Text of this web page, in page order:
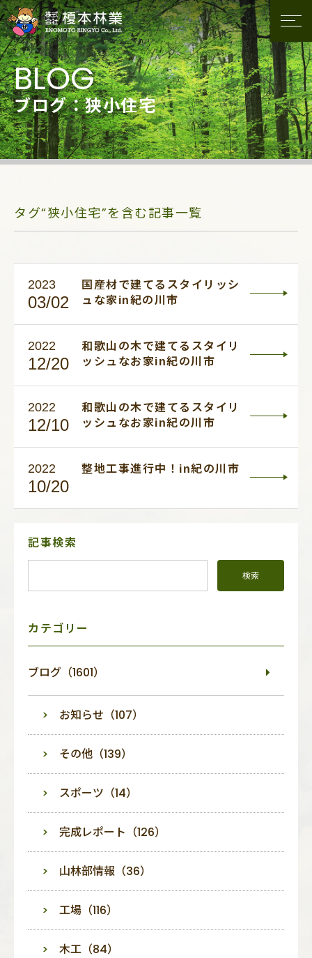
ブログ：狭小住宅
タグ“狭小住宅”を含む記事一覧
2023
03/02
国産材で建てるスタイリッシ
ュな家in紀の川市
2022
12/20
和歌山の木で建てるスタイリ
ッシュなお家in紀の川市
2022
12/10
和歌山の木で建てるスタイリ
ッシュなお家in紀の川市
2022
10/20
整地工事進行中！in紀の川市
サ
ニ
記事検索
カテゴリー
ブログ（1601）
お知らせ（107）
その他（139）
スポーツ（14）
完成レポート（126）
山林部情報（36）
工場（116）
木工（84）